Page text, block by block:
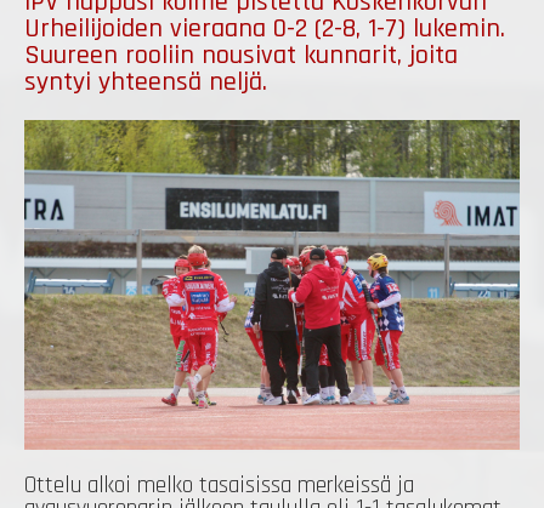
Urheilijoiden vieraana 0-2 (2-8, 1-7) lukemin.
Suureen rooliin nousivat kunnarit, joita
syntyi yhteensä neljä.
Ottelu alkoi melko tasaisissa merkeissä ja